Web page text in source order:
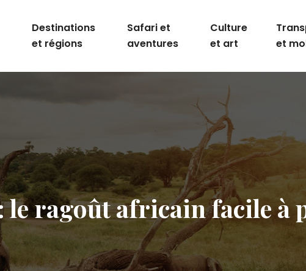
Destinations
et régions
Safari et
aventures
Culture
et art
et
le ragoût africain facile à